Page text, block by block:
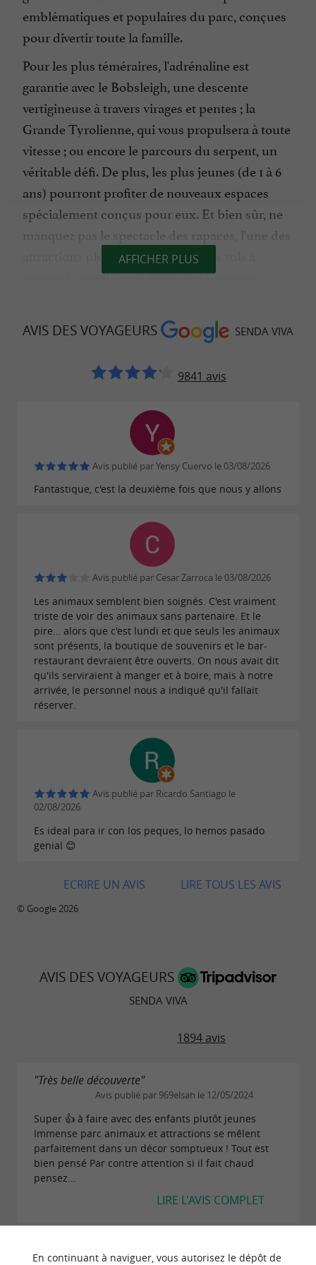
emblématiques et populaires du parc, conçues
pour divertir toute la famille.
Pour les plus téméraires, l'adrénaline est
garantie avec le Bobsleigh, une descente
vertigineuse à travers virages et pentes ; la
Grande Tyrolienne, qui vous propulsera à toute
vitesse ; ou encore le parcours du serpent, un
véritable défi. De plus, les plus jeunes (de 1 à 6
ans) pourront profiter de nouveaux espaces
spécialement conçus pour eux. Et bien sûr, ne
manquez pas le spectacle des rapaces, l'une des
attractions phares du parc, dont les vols à
couper le souffle vous laisseront sans voix.
divertissement ; c’est aussi une invitation à un
voyage d’apprentissage et de sensibilisation.
Pendant les vacances de Pâques et d’été, nous
deviennent de véritablessoigneurs d’animaux
En plus de profiter des attractions, ils
découvriront les soins à apporter aux animaux
et comment contribuer au bien-être de notre
planète, tout en vivant une aventure unique en
Sendaviva invite ses visiteurs à adopter des
habitudes plus durables et à se reconnecter à la
unique, passionnante et idéale pour toute la
famille, Sendaviva est la destination parfaite.
Venez vivre l'aventure, découvrir la nature et
participer à la protection de notre planète !
Téléchargements :
flyer-sendanatura-es.pdf
flyer-sendanatura-fr.pdf
AFFICHER PLUS
AVIS DES VOYAGEURS SENDA VIVA
9841 avis
Avis publié par Yensy Cuervo le 03/08/2026
Fantastique, c'est la deuxième fois que nous y allons
Avis publié par Cesar Zarroca le 03/08/2026
Les animaux semblent bien soignés. C'est vraiment
triste de voir des animaux sans partenaire. Et le
pire… alors que c'est lundi et que seuls les animaux
sont présents, la boutique de souvenirs et le bar-
restaurant devraient être ouverts. On nous avait dit
qu'ils serviraient à manger et à boire, mais à notre
arrivée, le personnel nous a indiqué qu'il fallait
réserver.
Avis publié par Ricardo Santiago le
02/08/2026
Es ideal para ir con los peques, lo hemos pasado
genial 😊
LIRE TOUS LES AVIS
ECRIRE UN AVIS
© Google 2026
AVIS DES VOYAGEURS
SENDA VIVA
1894 avis
"Très belle découverte"
Avis publié par 969elsah le 12/05/2024
Super 👍 à faire avec des enfants plutôt jeunes
Immense parc animaux et attractions se mêlent
parfaitement dans un décor somptueux ! Tout est
bien pensé Par contre attention si il fait chaud
pensez...
LIRE L'AVIS COMPLET
En continuant à naviguer, vous autorisez le dépôt de